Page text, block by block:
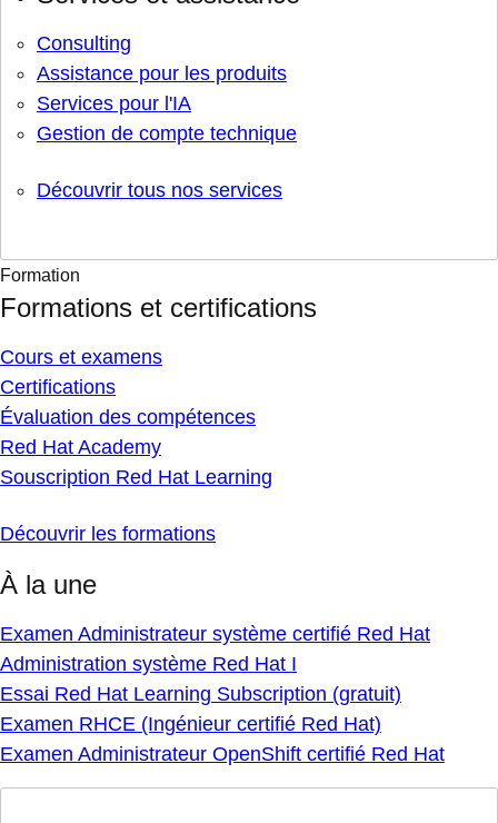
Consulting
Assistance pour les produits
Services pour l'IA
Gestion de compte technique
Découvrir tous nos services
Formation
Formations et certifications
Cours et examens
Certifications
Évaluation des compétences
Red Hat Academy
Souscription Red Hat Learning
Découvrir les formations
À la une
Examen Administrateur système certifié Red Hat
Administration système Red Hat I
Essai Red Hat Learning Subscription (gratuit)
Examen RHCE (Ingénieur certifié Red Hat)
Examen Administrateur OpenShift certifié Red Hat